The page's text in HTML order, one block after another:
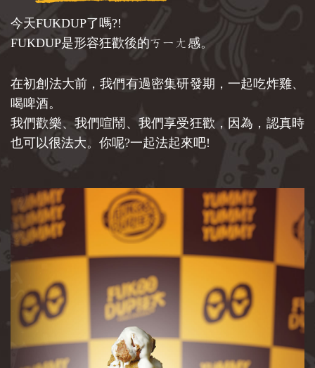
今天FUKDUP了嗎?!
FUKDUP是形容狂歡後的ㄎㄧㄤ感。
在初創法大前，我們有過密集研發期，一起吃炸雞、
喝啤酒。
我們歡樂、我們喧鬧、我們享受狂歡，因為，認真時
也可以很法大。你呢?一起法起來吧!